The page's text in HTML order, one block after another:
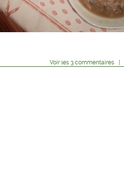
Voir les 3 commentaires |